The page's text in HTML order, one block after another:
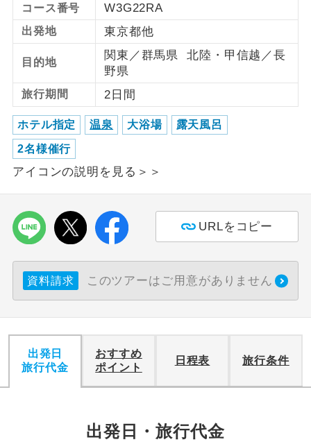
コース番号 W3G22RA
出発地 東京都他
目的地
関東／群馬県 北陸・甲信越／長
野県
旅行期間 2日間
ホテル指定 温泉 大浴場 露天風呂
2名様催行
アイコンの説明を見る＞＞
URLをコピー
資料請求 このツアーはご用意がありません
出発日
旅行代金
おすすめ
ポイント
日程表 旅行条件
出発日・旅行代金
ご夫婦限定
ご夫婦限定でご参加いただけるコースで
す。
女性限定
女性限定でご参加いただけるコースで
す。
年齢制限あり
ご参加にあたり年齢に制限があるコース
です。
航空会社指定
利用航空会社が指定なので、ご出発の計
す。
おひとり様バ
ス2席利用
おひとり様でバス席を2席利⽤できま
す。